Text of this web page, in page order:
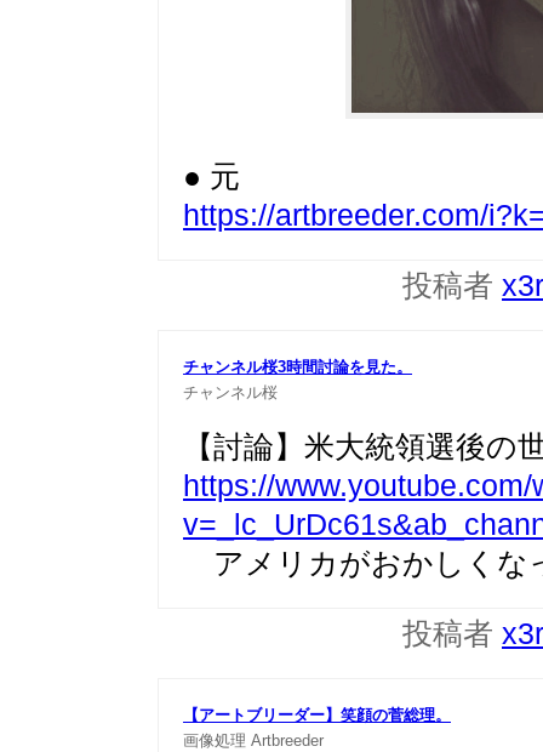
● 元
https://artbreeder.com/
投稿者
チャンネル桜3時間討論を見た。
チャンネル桜
【討論】米大統領選後の
https://www.youtube.com/
アメリカがおかしくな
投稿者
【アートブリーダー】笑顔の菅総理。
画像処理 Artbreeder